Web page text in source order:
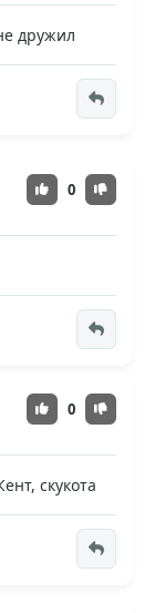
дружил
0
0
скукота